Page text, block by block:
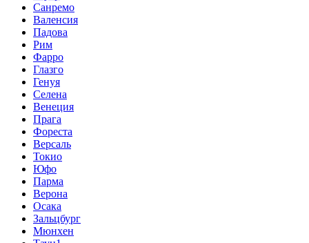
Санремо
Валенсия
Падова
Рим
Фарро
Глазго
Генуя
Селена
Венеция
Прага
Фореста
Версаль
Токио
Юфо
Парма
Верона
Осака
Зальцбург
Мюнхен